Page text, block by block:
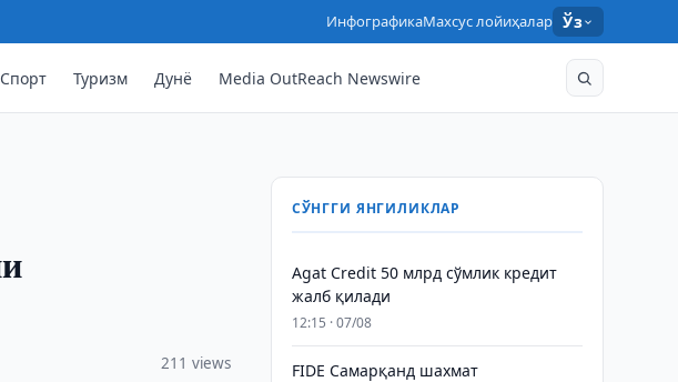
ИнфографикаМахсус лойиҳалар Ўз
Спорт Туризм Дунё Media OutReach Newswire
211 views
СЎНГГИ ЯНГИЛИКЛАР
Agat Credit 50 млрд сўмлик кредит
жалб қилади
12:15 · 07/08
FIDE Самарқанд шахмат